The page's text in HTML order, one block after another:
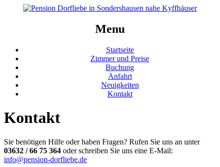
Menu
Startseite
Zimmer und Preise
Buchung
Anfahrt
Neuigkeiten
Kontakt
Kontakt
Sie benötigen Hilfe oder haben Fragen? Rufen Sie uns an unter
03632 / 66 75 364 oder schreiben Sie uns eine E-Mail:
info@pension-dorfliebe.de